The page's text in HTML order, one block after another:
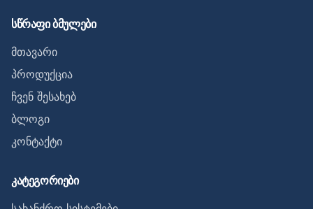
სწრაფი ბმულები
მთავარი
პროდუქცია
ჩვენ შესახებ
ბლოგი
კონტაქტი
კატეგორიები